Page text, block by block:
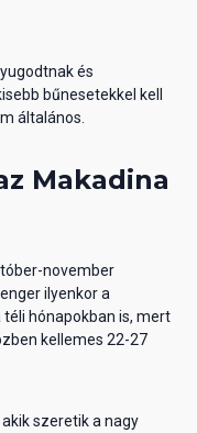
és
bűnesetekkel kell
általános.
Makadina
november
ilyenkor a
hónapokban is, mert
kellemes 22-27
szeretik a nagy